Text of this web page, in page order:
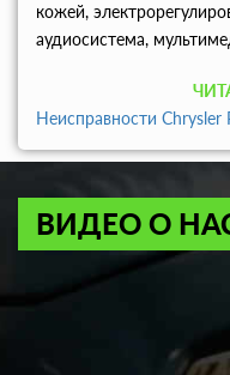
кожей,
аудиосистема,
Неисправности Chrysler
ВИДЕО О